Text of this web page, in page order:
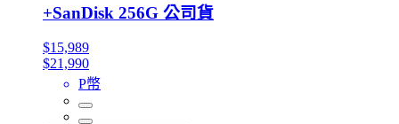
+SanDisk 256G 公司貨
$15,989
$21,990
P幣